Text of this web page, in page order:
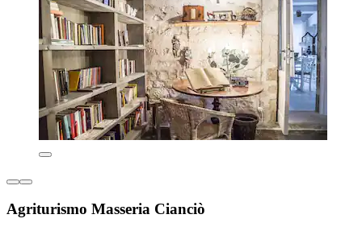
Agriturismo Masseria Cianciò